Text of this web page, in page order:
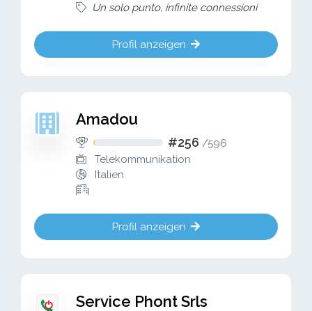
Un solo punto, infinite connessioni
Profil anzeigen
Amadou
#256 /596
Telekommunikation
Italien
Profil anzeigen
Service Phont Srls